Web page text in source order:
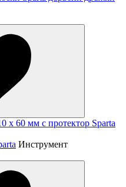
Инструмент